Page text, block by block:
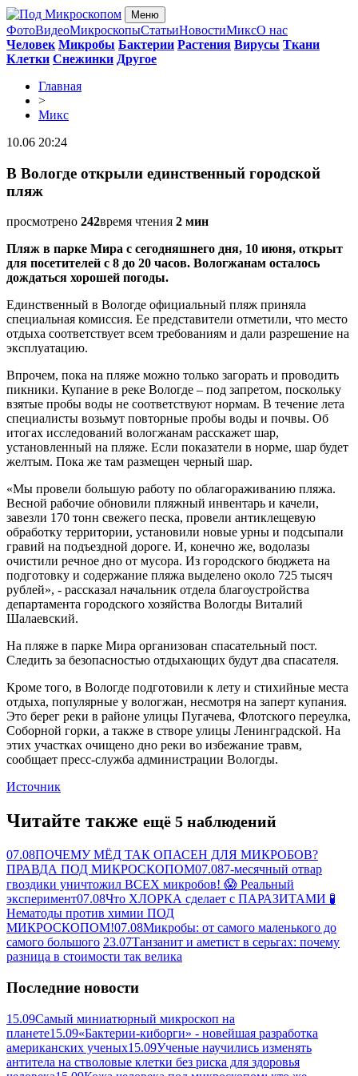
Меню
ФотоВидеоМикроскопыСтатьиНовостиМиксО нас
Человек Микробы Бактерии Растения Вирусы Ткани
Клетки Снежинки Другое
Главная
>
Микс
10.06 20:24
В Вологде открыли единственный городской
пляж
просмотрено 242время чтения 2 мин
Пляж в парке Мира с сегодняшнего дня, 10 июня, открыт
для посетителей с 8 до 20 часов. Вологжанам осталось
дождаться хорошей погоды.
Единственный в Вологде официальный пляж приняла
специальная комиссия. Ее представители отметили, что место
отдыха соответствует всем требованиям и дали разрешение на
эксплуатацию.
Впрочем, пока на пляже можно только загорать и проводить
пикники. Купание в реке Вологде – под запретом, поскольку
взятые пробы воды не соответствуют нормам. В течение лета
специалисты возьмут повторные пробы воды и почвы. Об
итогах исследований вологжанам расскажет шар,
установленный на пляже. Если показатели в норме, шар будет
желтым. Пока же там размещен черный шар.
«Мы провели большую работу по облагораживанию пляжа.
Весной рабочие обновили пляжный инвентарь и качели,
завезли 170 тонн свежего песка, провели антиклещевую
обработку территории, установили новые урны и подсыпали
гравий на подъездной дороге. И, конечно же, водолазы
очистили речное дно от мусора. Из городского бюджета на
подготовку и содержание пляжа выделено около 725 тысяч
рублей», - рассказал начальник отдела благоустройства
департамента городского хозяйства Вологды Виталий
Шалаевский.
На пляже в парке Мира организован спасательный пост.
Следить за безопасностью отдыхающих будут два спасателя.
Кроме того, в Вологде подготовили к лету и стихийные места
отдыха, популярные у вологжан, несмотря на заперт купания.
Это берег реки в районе улицы Пугачева, Флотского переулка,
Соборной горки, а также в створе улицы Ленинградской. На
этих участках очищено дно реки во избежание травм,
сообщает пресс-служба администрации Вологды.
Источник
Читайте также ещё 5 наблюдений
07.08ПОЧЕМУ МЁД ТАК ОПАСЕН ДЛЯ МИКРОБОВ?
ПРАВДА ПОД МИКРОСКОПОМ07.087-месячный отвар
гвоздики уничтожил ВСЕХ микробов! 😱 Реальный
эксперимент07.08Что ХЛОРКА сделает с ПАРАЗИТАМИ 🧪
Нематоды против химии ПОД
МИКРОСКОПОМ!07.08Микробы: от самого маленького до
самого большого 23.07Танзанит и аметист в серьгах: почему
разница в стоимости так велика
Последние новости
15.09Самый миниатюрный микроскоп на
планете15.09«Бактерии-киборги» - новейшая разработка
американских ученых15.09Ученые научились изменять
антитела на стволовые клетки без риска для здоровья